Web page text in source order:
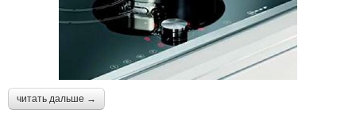
читать дальше →